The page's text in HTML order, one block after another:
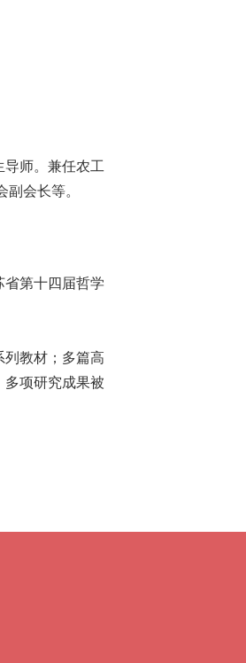
师。 兼任农工
会长等。
第十四届哲学
列教材；多篇高
多项研究成果被